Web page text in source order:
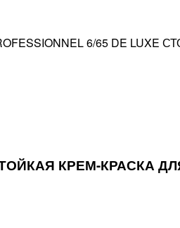
6/65 DE
СТОЙКАЯ КРЕМ-